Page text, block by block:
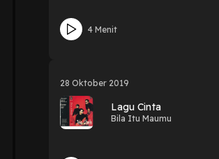
4 Menit
28 Oktober 2019
Lagu Cinta
Bila Itu Maumu